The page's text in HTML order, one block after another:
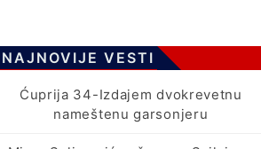
NAJNOVIJE VESTI
Ćuprija 34-Izdajem dvokrevetnu
nameštenu garsonjeru